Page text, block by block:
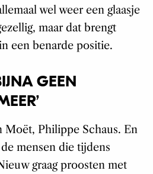
wel weer een glaasje
maar dat brengt
een benarde positie.
GEEN
Moët, Philippe Schaus. En
mensen die tijdens
graag proosten met